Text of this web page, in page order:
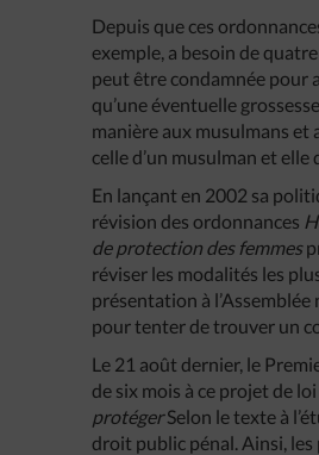
Depuis que ces
exemple, a besoin de
peut être condamnée pour
qu’une éventuelle
manière aux musulmans
celle d’un musulman et
En lançant en 2002 sa
révision des ordonnances
de protection des femmes
réviser les modalités les
présentation à
pour tenter de trouver un
Le 21 août dernier, le
de six mois à ce projet de
protégerSelon le texte à
droit public pénal. Ainsi,